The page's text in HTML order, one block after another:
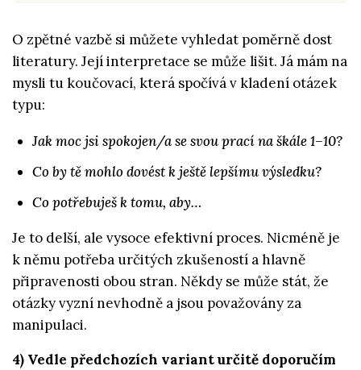
O zpětné vazbě si můžete vyhledat poměrně dost
literatury. Její interpretace se může lišit. Já mám na
mysli tu koučovací, která spočívá v kladení otázek
typu:
Jak moc jsi spokojen/a se svou prací na škále 1–10?
Co by tě mohlo dovést k ještě lepšímu výsledku?
Co potřebuješ k tomu, aby…
Je to delší, ale vysoce efektivní proces. Nicméně je
k němu potřeba určitých zkušeností a hlavně
připravenosti obou stran. Někdy se může stát, že
otázky vyzní nevhodně a jsou považovány za
manipulaci.
4) Vedle předchozích variant určitě doporučím